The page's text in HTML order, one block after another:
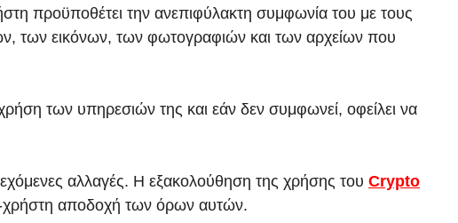
προϋποθέτει την ανεπιφύλακτη συμφωνία του με τους
των εικόνων, των φωτογραφιών και των αρχείων που
των υπηρεσιών της και εάν δεν συμφωνεί, οφείλει να
αλλαγές. Η εξακολούθηση της χρήσης τoυ Crypto
χρήστη αποδοχή των όρων αυτών.